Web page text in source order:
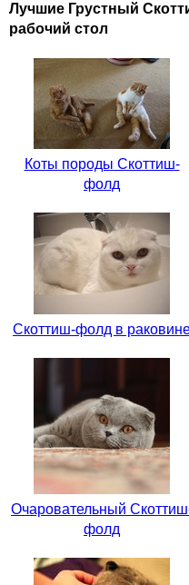
Лучшие Грустный
рабочий стол
Коты породы Скоттиш-
фолд
Скоттиш-фолд в
Очаровательный
фолд